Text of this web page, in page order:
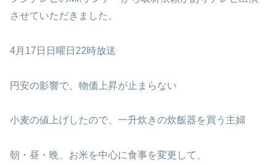
させていただきました。
4月17日日曜日22時放送
円安の影響で、物価上昇が止まらない
小麦の値上げしたので、一升炊きの炊飯器を買う主婦
朝・昼・晩、お米を中心に食事を変更して、